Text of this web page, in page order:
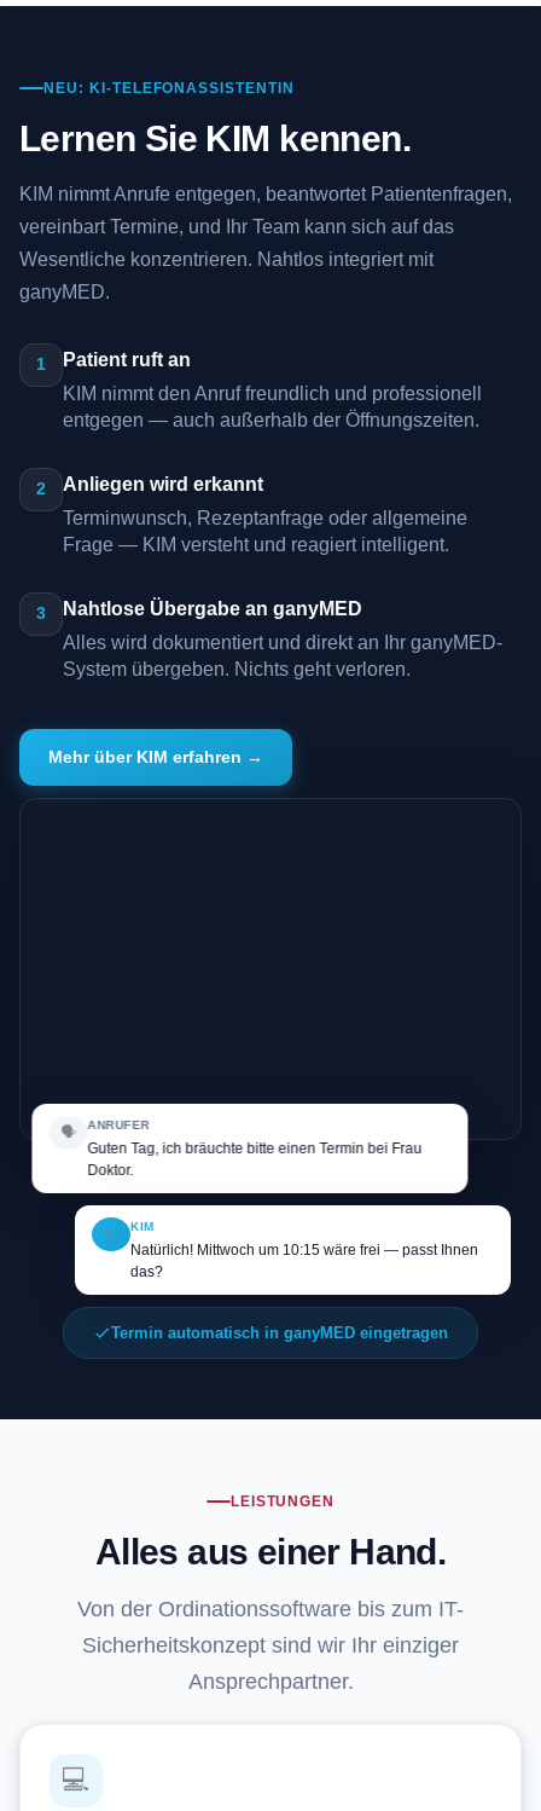
NEU: KI-TELEFONASSISTENTIN
Lernen Sie KIM kennen.
KIM nimmt Anrufe entgegen, beantwortet Patientenfragen,
vereinbart Termine, und Ihr Team kann sich auf das
Wesentliche konzentrieren. Nahtlos integriert mit
ganyMED.
1 Patient ruft an
KIM nimmt den Anruf freundlich und professionell
entgegen — auch außerhalb der Öffnungszeiten.
2 Anliegen wird erkannt
Terminwunsch, Rezeptanfrage oder allgemeine
Frage — KIM versteht und reagiert intelligent.
3 Nahtlose Übergabe an ganyMED
Alles wird dokumentiert und direkt an Ihr ganyMED-
System übergeben. Nichts geht verloren.
Mehr über KIM erfahren →
🗣️ ANRUFER
Guten Tag, ich bräuchte bitte einen Termin bei Frau
Doktor.
✨ KIM
Natürlich! Mittwoch um 10:15 wäre frei — passt Ihnen
das?
Termin automatisch in ganyMED eingetragen
LEISTUNGEN
Alles aus einer Hand.
Von der Ordinationssoftware bis zum IT-
Sicherheitskonzept sind wir Ihr einziger
Ansprechpartner.
💻